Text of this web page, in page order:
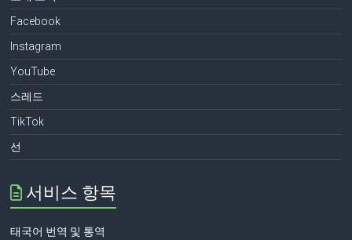
Facebook
Instagram
YouTube
스레드
TikTok
선
서비스 항목
태국어 번역 및 통역